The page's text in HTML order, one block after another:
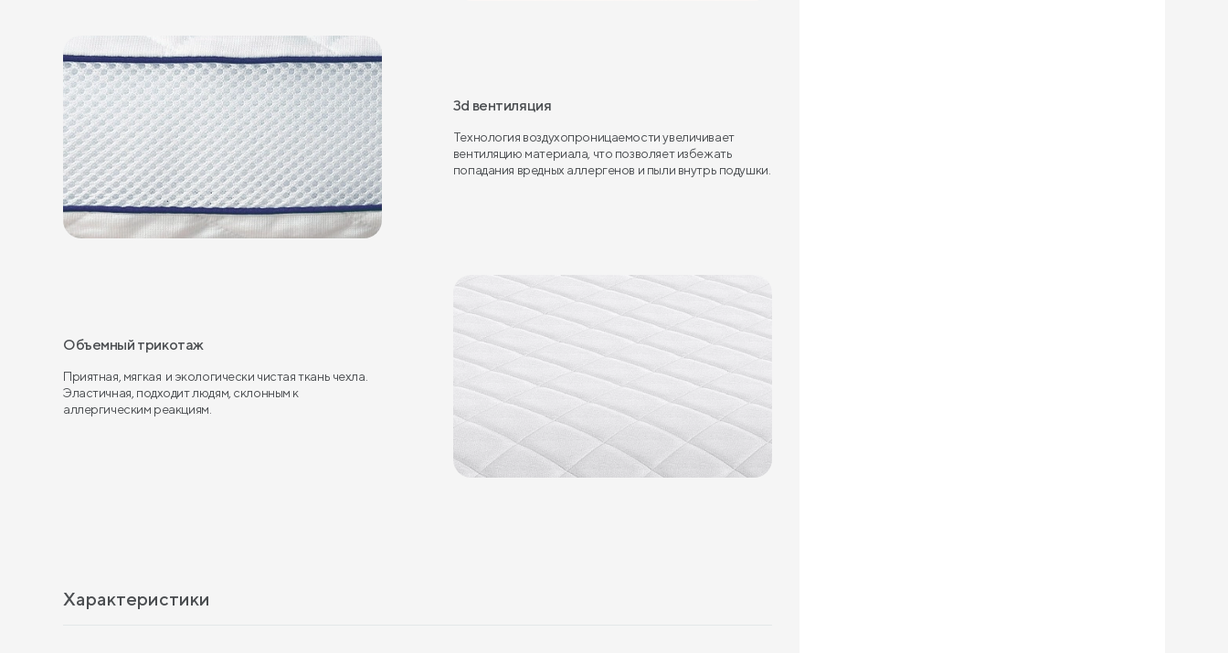
3d вентиляция
Технология воздухопроницаемости увеличивает
вентиляцию материала, что позволяет избежать
попадания вредных аллергенов и пыли внутрь подушки.
Объемный трикотаж
Приятная, мягкая и экологически чистая ткань чехла.
Эластичная, подходит людям, склонным к
аллергическим реакциям.
Характеристики